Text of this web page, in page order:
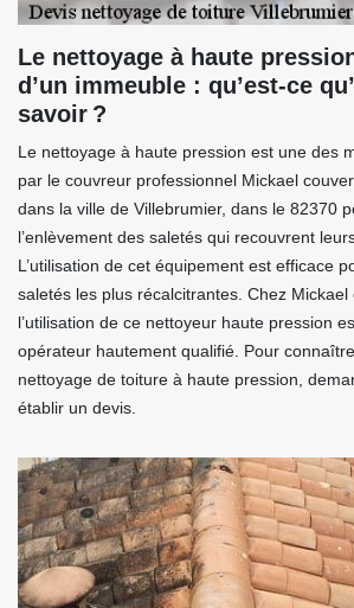
Le nettoyage à haute
d’un immeuble : qu’est-ce
savoir ?
Le nettoyage à haute pression est une des
par le couvreur professionnel Mickael
dans la ville de Villebrumier, dans le 82370
l’enlèvement des saletés qui recouvrent
L’utilisation de cet équipement est efficace
saletés les plus récalcitrantes. Chez Mickael
l’utilisation de ce nettoyeur haute pression
opérateur hautement qualifié. Pour
nettoyage de toiture à haute pression,
établir un devis.